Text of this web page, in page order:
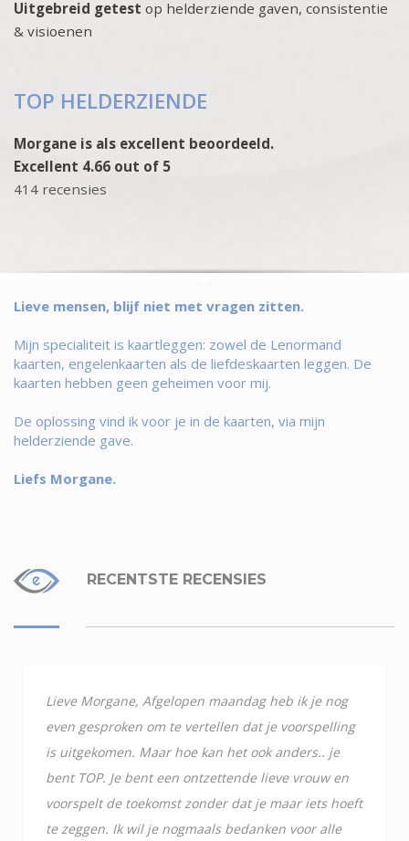
Uitgebreid getest op helderziende gaven, consistentie
& visioenen
TOP HELDERZIENDE
Morgane is als excellent beoordeeld.
Excellent 4.66 out of 5
414 recensies
Lieve mensen, blijf niet met vragen zitten.
Mijn specialiteit is kaartleggen: zowel de Lenormand
kaarten, engelenkaarten als de liefdeskaarten leggen. De
kaarten hebben geen geheimen voor mij.
De oplossing vind ik voor je in de kaarten, via mijn
helderziende gave.
Liefs Morgane.
RECENTSTE RECENSIES
Lieve Morgane, Afgelopen maandag heb ik je nog
even gesproken om te vertellen dat je voorspelling
is uitgekomen. Maar hoe kan het ook anders.. je
bent TOP. Je bent een ontzettende lieve vrouw en
voorspelt de toekomst zonder dat je maar iets hoeft
te zeggen. Ik wil je nogmaals bedanken voor alle